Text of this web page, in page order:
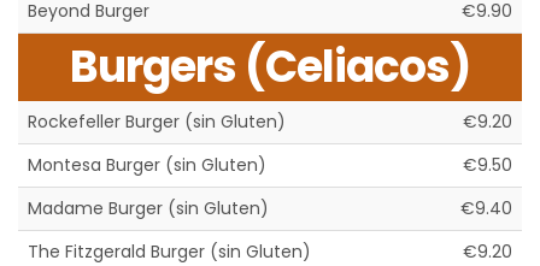
Beyond Burger
€9.90
Burgers (Celiacos)
Rockefeller Burger (sin Gluten)
€9.20
Montesa Burger (sin Gluten)
€9.50
Madame Burger (sin Gluten)
€9.40
The Fitzgerald Burger (sin Gluten)
€9.20